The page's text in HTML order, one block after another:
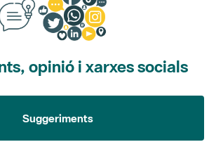
opinió i xarxes socials
Suggeriments